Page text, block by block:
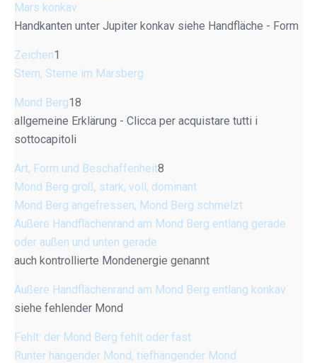
Mars konkav
Handkanten unter Jupiter konkav siehe Handfläche - Form
Zeichen1
Stern, Sterne im Marsberg
Mond Berg18
allgemeine Erklärung - Clicca per acquistare tutti i
sottocapitoli
Art, Form und Beschaffenheit8
Mond Berg groß, stark, voll, dominant
Mond Berg angefressen, Mond Berg schmelzt
Äußere Handflächenrand am Mond Berg entlang gerade
oder außen und unten gerade
auch kontrollierte Mondenergie genannt
Äußere Handflächenrand am Mond Berg entlang konkav
siehe fehlender Mond
Fehlt: der Mond Berg fehlt oder fast
Runter hängender Mond, tiefhängender Mond